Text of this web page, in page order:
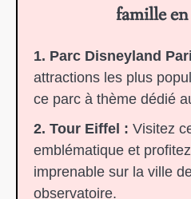
famille
1. Parc Disneyland
attractions les plus
ce parc à thème dédié
2. Tour Eiffel : Visitez
emblématique et
imprenable sur la ville
observatoire.